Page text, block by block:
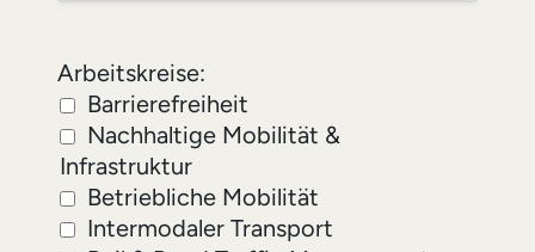
Arbeitskreise
Arbeitskreise:
Barrierefreiheit
Nachhaltige Mobilität &
Infrastruktur
Betriebliche Mobilität
Intermodaler Transport